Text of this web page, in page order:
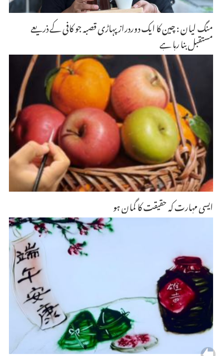
منگ لیان : چین کا ایک دوردراز پہاڑی قصبہ جو کافی کے ذریعے
مستقبل بنا رہا ہے
ایسی مہارت کہ حقیقت کا گمان ہو